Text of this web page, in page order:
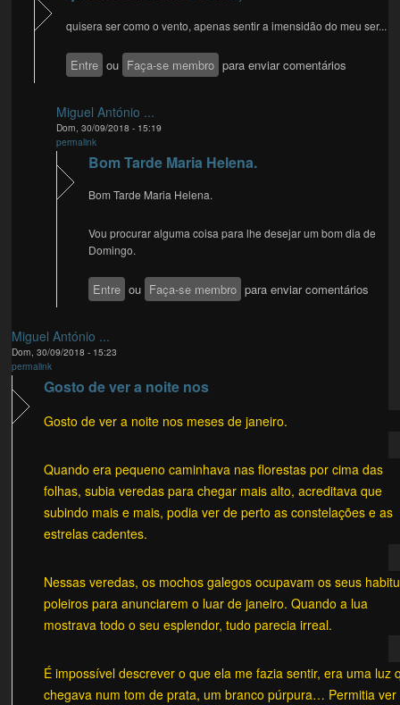
quisera ser como o vento, apenas sentir a imensidão do meu ser...
Entre ou Faça-se membro para enviar comentários
Miguel António ...
Dom, 30/09/2018 - 15:19
permalink
Bom Tarde Maria Helena.
Bom Tarde Maria Helena.
Vou procurar alguma coisa para lhe desejar um bom dia de
Domingo.
Entre ou Faça-se membro para enviar comentários
Miguel António ...
Dom, 30/09/2018 - 15:23
permalink
Gosto de ver a noite nos
Gosto de ver a noite nos meses de janeiro.
Quando era pequeno caminhava nas florestas por cima das
folhas, subia veredas para chegar mais alto, acreditava que
subindo mais e mais, podia ver de perto as constelações e as
estrelas cadentes.
Nessas veredas, os mochos galegos ocupavam os seus
poleiros para anunciarem o luar de janeiro. Quando a lua
mostrava todo o seu esplendor, tudo parecia irreal.
É impossível descrever o que ela me fazia sentir, era uma luz
chegava num tom de prata, um branco púrpura… Permitia ver